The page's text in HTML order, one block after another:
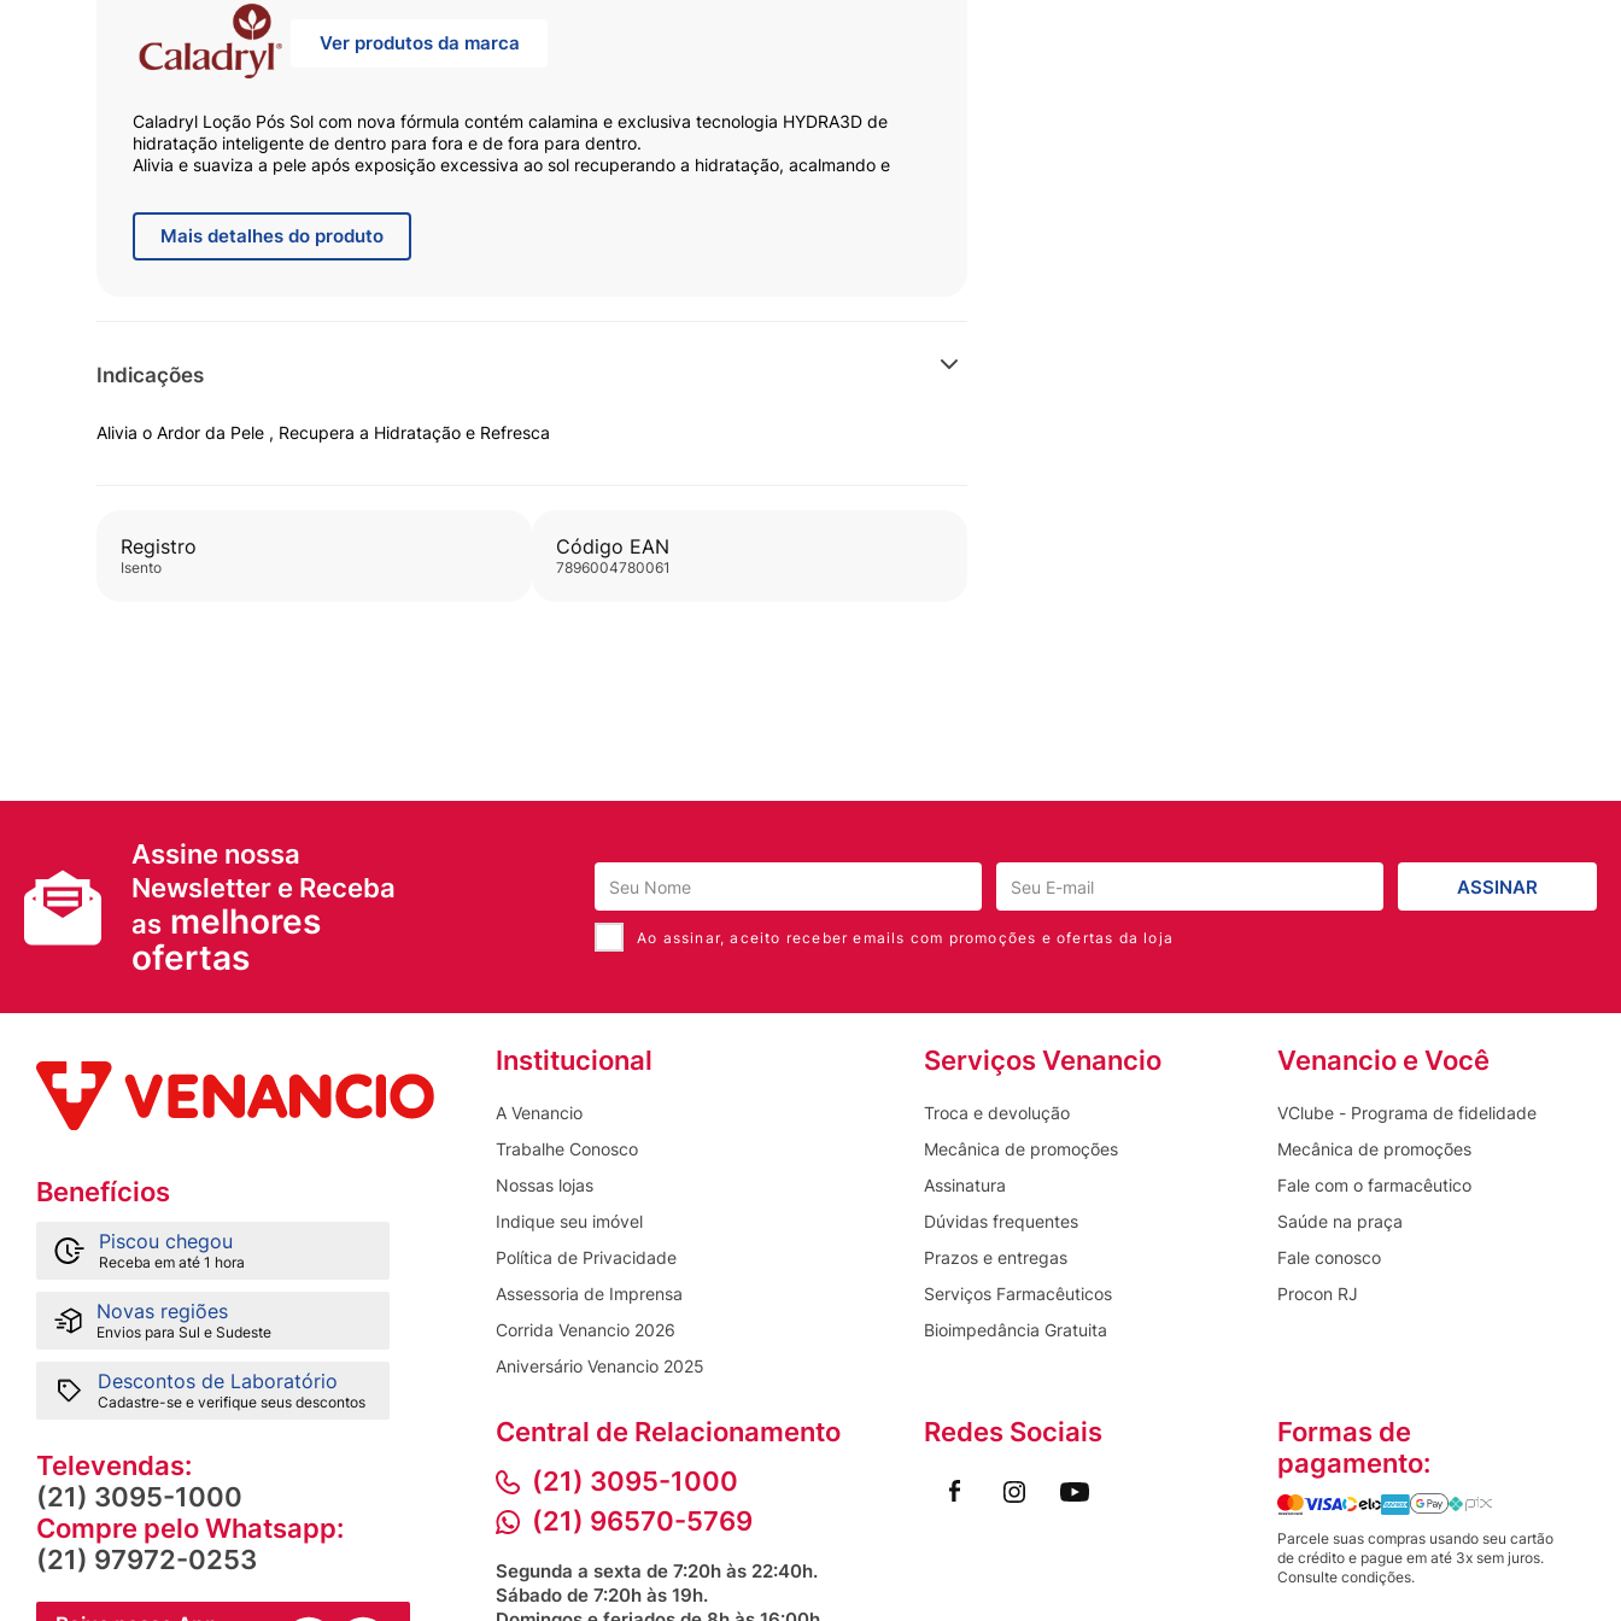
Ver produtos da marca
Caladryl Loção Pós Sol com nova fórmula contém calamina e exclusiva tecnologia HYDRA3D de
hidratação inteligente de dentro para fora e de fora para dentro.
Alivia e suaviza a pele após exposição excessiva ao sol recuperando a hidratação, acalmando e
Mais detalhes do produto
Indicações
Alivia o Ardor da Pele , Recupera a Hidratação e Refresca
Registro
isento
Código EAN
7896004780061
Assine nossa
Newsletter e Receba
as melhores
ofertas
ASSINAR
Ao assinar, aceito receber emails com promoções e ofertas da loja
Benefícios
Piscou chegou
Receba em até 1 hora
Novas regiões
Envios para Sul e Sudeste
Descontos de Laboratório
Cadastre-se e verifique seus descontos
Televendas:
(21) 3095-1000
Compre pelo Whatsapp:
(21) 97972-0253
Institucional
A Venancio
Trabalhe Conosco
Nossas lojas
Indique seu imóvel
Política de Privacidade
Assessoria de Imprensa
Corrida Venancio 2026
Aniversário Venancio 2025
Serviços Venancio
Troca e devolução
Mecânica de promoções
Assinatura
Dúvidas frequentes
Prazos e entregas
Serviços Farmacêuticos
Bioimpedância Gratuita
Venancio e Você
VClube - Programa de fidelidade
Mecânica de promoções
Fale com o farmacêutico
Saúde na praça
Fale conosco
Procon RJ
Central de Relacionamento
(21) 3095-1000
(21) 96570-5769
Segunda a sexta de 7:20h às 22:40h.
Sábado de 7:20h às 19h.
Redes Sociais
Formas de
pagamento:
Parcele suas compras usando seu cartão
de crédito e pague em até 3x sem juros.
Consulte condições.